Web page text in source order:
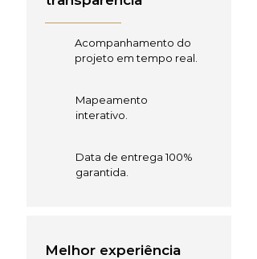
Acompanhamento do
projeto em tempo real.
Mapeamento
interativo.
Data de entrega 100%
garantida.
Melhor experiência